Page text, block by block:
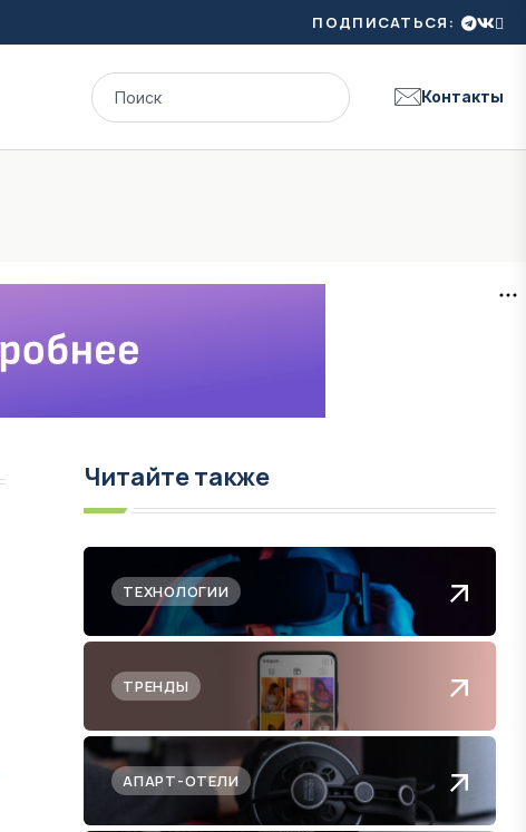
ПОДПИСАТЬСЯ:
Контакты
Читайте также
ТЕХНОЛОГИИ
ТРЕНДЫ
АПАРТ-ОТЕЛИ